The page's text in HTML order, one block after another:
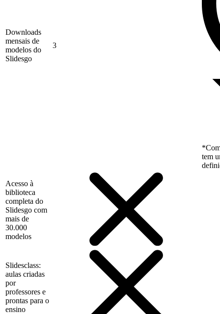
Downloads
mensais de
modelos do
Slidesgo
3
tem
Acesso à
biblioteca
completa do
Slidesgo com
mais de
30.000
modelos
Slidesclass:
aulas criadas
por
professores e
prontas para o
ensino